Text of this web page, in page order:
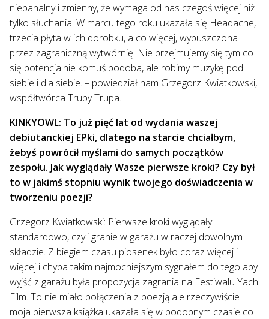
niebanalny i zmienny, że wymaga od nas czegoś więcej niż
tylko słuchania. W marcu tego roku ukazała się Headache,
trzecia płyta w ich dorobku, a co więcej, wypuszczona
przez zagraniczną wytwórnię. Nie przejmujemy się tym co
się potencjalnie komuś podoba, ale robimy muzykę pod
siebie i dla siebie. – powiedział nam Grzegorz Kwiatkowski,
współtwórca Trupy Trupa.
KINKYOWL: To już pięć lat od wydania waszej
debiutanckiej EPki, dlatego na starcie chciałbym,
żebyś powrócił myślami do samych początków
zespołu. Jak wyglądały Wasze pierwsze kroki? Czy był
to w jakimś stopniu wynik twojego doświadczenia w
tworzeniu poezji?
Grzegorz Kwiatkowski: Pierwsze kroki wyglądały
standardowo, czyli granie w garażu w raczej dowolnym
składzie. Z biegiem czasu piosenek było coraz więcej i
więcej i chyba takim najmocniejszym sygnałem do tego aby
wyjść z garażu była propozycja zagrania na Festiwalu Yach
Film. To nie miało połączenia z poezją ale rzeczywiście
moja pierwsza książka ukazała się w podobnym czasie co